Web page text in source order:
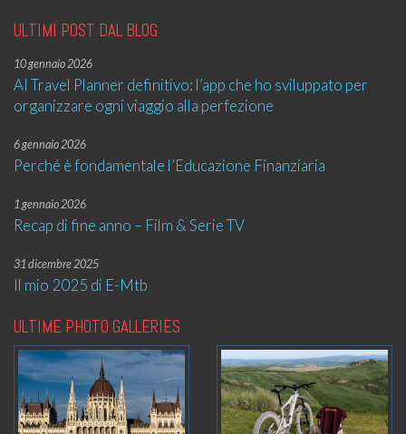
ULTIMI POST DAL BLOG
10 gennaio 2026
AI Travel Planner definitivo: l’app che ho sviluppato per
organizzare ogni viaggio alla perfezione
6 gennaio 2026
Perché è fondamentale l’Educazione Finanziaria
1 gennaio 2026
Recap di fine anno – Film & Serie TV
31 dicembre 2025
Il mio 2025 di E-Mtb
ULTIME PHOTO GALLERIES